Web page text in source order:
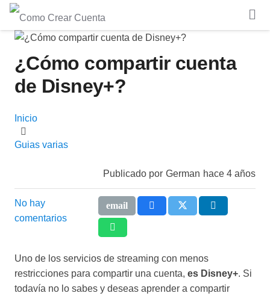
¿Cómo compartir cuenta
de Disney+?
Inicio
Guias varias
Publicado por German hace 4 años
No hay
comentarios
Uno de los servicios de streaming con menos
restricciones para compartir una cuenta, es Disney+. Si
todavía no lo sabes y deseas aprender a compartir